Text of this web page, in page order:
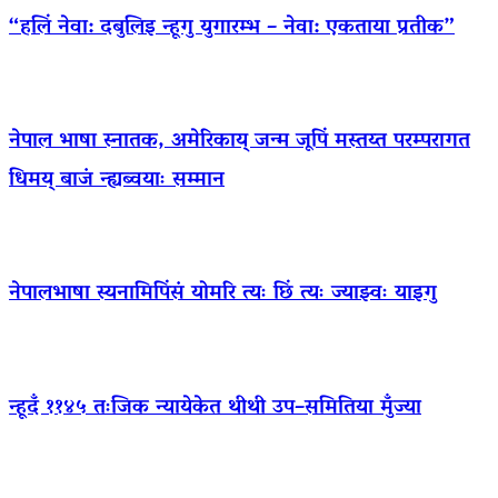
“हलिं नेवा: दबुलिइ न्हूगु युगारम्भ – नेवा: एकताया प्रतीक”
नेपाल भाषा स्नातक, अमेरिकाय् जन्म जूपिं मस्तय्त परम्परागत
धिमय् बाजं न्ह्यब्वयाः सम्मान
नेपालभाषा स्यनामिपिंसं योमरि त्यः छिं त्यः ज्याझ्वः याइगु
न्हूदँ ११४५ तःजिक न्यायेकेत थीथी उप–समितिया मुँज्या